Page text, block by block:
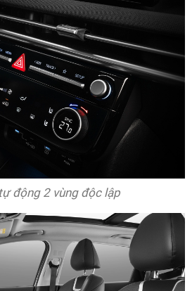
động 2 vùng độc lập